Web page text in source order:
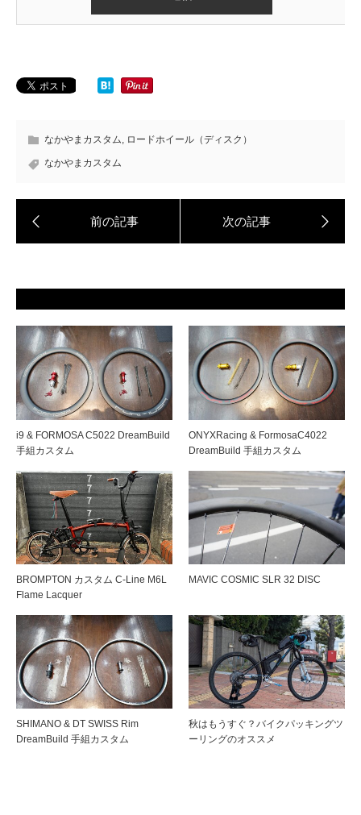
なかやまカスタム, ロードホイール（ディスク）
なかやまカスタム
i9 & FORMOSA C5022 DreamBuild
手組カスタム
ONYXRacing & FormosaC4022
DreamBuild 手組カスタム
BROMPTON カスタム C-Line M6L
Flame Lacquer
MAVIC COSMIC SLR 32 DISC
SHIMANO & DT SWISS Rim
DreamBuild 手組カスタム
秋はもうすぐ？バイクパッキングツ
ーリングのオススメ